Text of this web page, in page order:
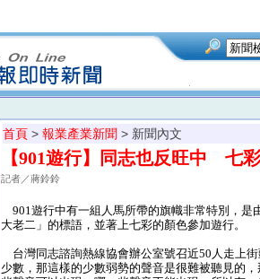
首頁 > 報業產業新聞 > 新聞內文
【901遊行】同志也反旺中 七
記者／蔣鈴鈴
901遊行中有一組人馬所帶的旗幟非常特別，是
大老二」的標語，並著上七彩的顏色參加遊行。
台灣同志諮詢熱線協會辦公室號召近50人走上
少數，那這樣的少數弱勢的聲音是很難被聽見的